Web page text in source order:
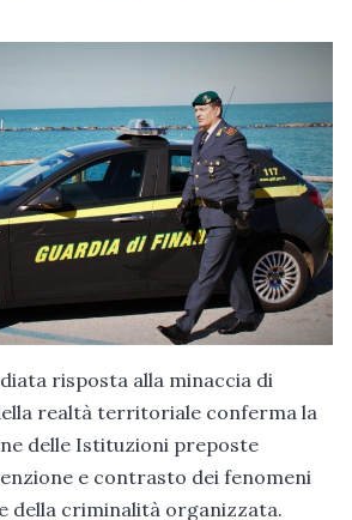
risposta alla minaccia di
realtà territoriale conferma la
delle Istituzioni preposte
e contrasto dei fenomeni
della criminalità organizzata.